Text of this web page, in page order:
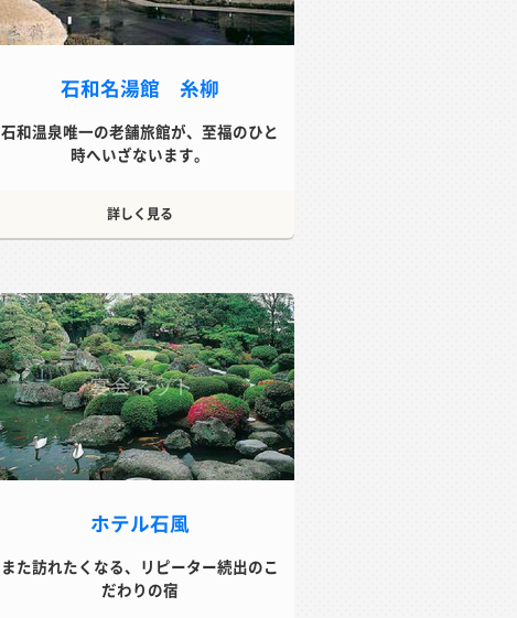
石和名湯館 糸柳
石和温泉唯一の老舗旅館が、至福のひと
時へいざないます。
詳しく見る
ホテル石風
また訪れたくなる、リピーター続出のこ
だわりの宿